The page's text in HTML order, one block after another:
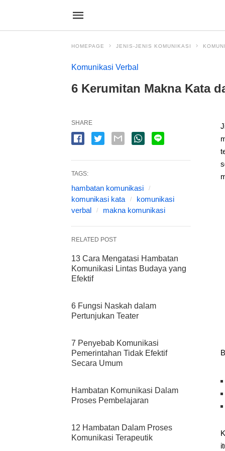
HOMEPAGE JENIS-JENIS KOMUNIKASI
Komunikasi Verbal
6 Kerumitan Makna Kata
SHARE
TAGS:
hambatan komunikasi
komunikasi kata
komunikasi
verbal
makna komunikasi
RELATED POST
13 Cara Mengatasi Hambatan
Komunikasi Lintas Budaya yang
Efektif
6 Fungsi Naskah dalam
Pertunjukan Teater
7 Penyebab Komunikasi
Pemerintahan Tidak Efektif
Secara Umum
Hambatan Komunikasi Dalam
Proses Pembelajaran
12 Hambatan Dalam Proses
Komunikasi Terapeutik